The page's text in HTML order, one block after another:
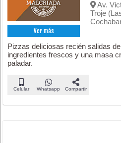
Ver más
Av.
Troje
Pizzas deliciosas recién salidas
ingredientes frescos y una masa
paladar.
Celular Whatsapp Compartir